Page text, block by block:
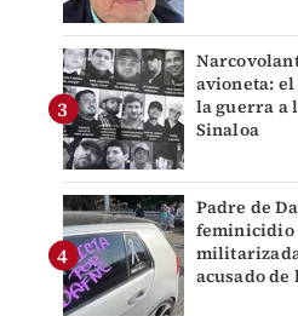
avioneta:
la guerra a
Sinaloa
Padre de
feminicidio
acusado